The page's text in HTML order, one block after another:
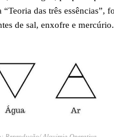
“Teoria das três essências”,
de sal, enxofre e mercúrio.